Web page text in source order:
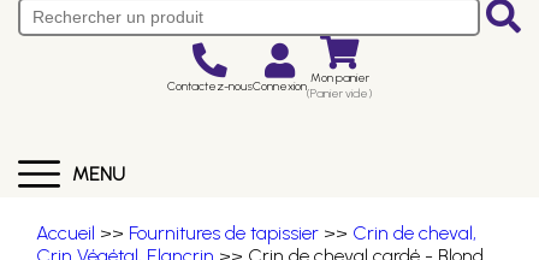
Contactez-nousConnexion Mon panier
(Panier vide)
MENU
Accueil >> Fournitures de tapissier >> Crin de cheval,